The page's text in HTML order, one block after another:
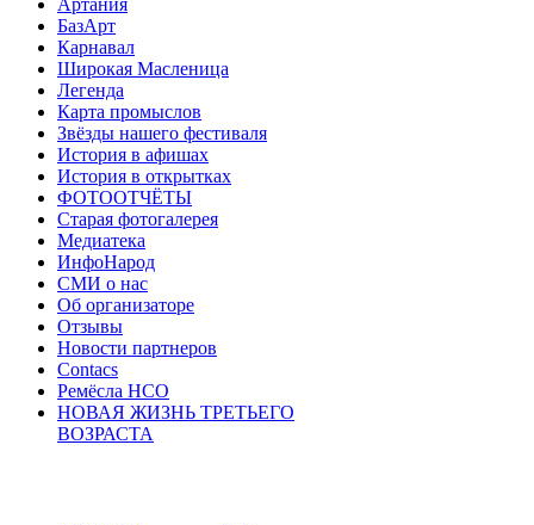
Артания
БазАрт
Карнавал
Широкая Масленица
Легенда
Карта промыслов
Звёзды нашего фестиваля
История в афишах
История в открытках
ФОТООТЧЁТЫ
Старая фотогалерея
Медиатека
ИнфоНарод
СМИ о нас
Об организаторе
Отзывы
Новости партнеров
Contacs
Ремёсла НСО
НОВАЯ ЖИЗНЬ ТРЕТЬЕГО
ВОЗРАСТА